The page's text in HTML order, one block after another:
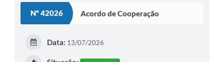
Nº 42026 Acordo de Cooperação
Data: 13/07/2026